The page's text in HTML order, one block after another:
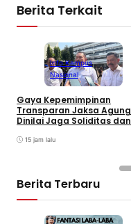
Berita Terkait
Info Kampus
Nasional
Gaya Kepemimpinan
Transparan Jaksa Agung
Dinilai Jaga Soliditas dan
Adhyaksa
15 jam lalu
Berita Terbaru